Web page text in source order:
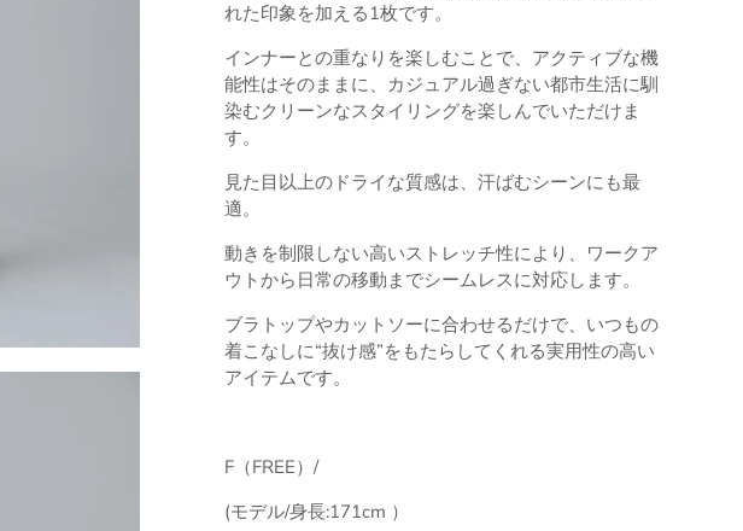
れた印象を加える1枚です。
インナーとの重なりを楽しむことで、アクティブな機
能性はそのままに、カジュアル過ぎない都市生活に馴
染むクリーンなスタイリングを楽しんでいただけま
す。
見た目以上のドライな質感は、汗ばむシーンにも最
適。
動きを制限しない高いストレッチ性により、ワークア
ウトから日常の移動までシームレスに対応します。
ブラトップやカットソーに合わせるだけで、いつもの
着こなしに“抜け感”をもたらしてくれる実用性の高い
アイテムです。
F（FREE）/
(モデル/身長:171cm ）